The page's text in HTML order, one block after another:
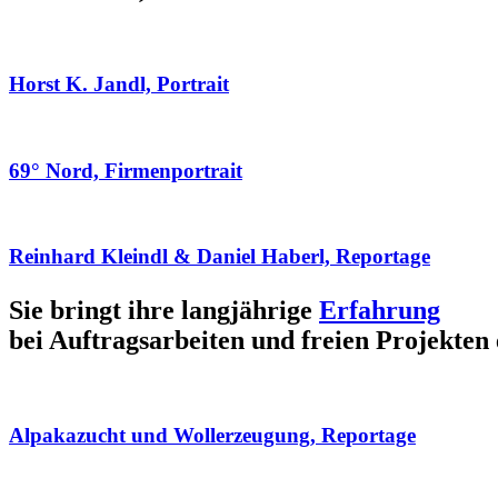
Horst K. Jandl, Portrait
69° Nord, Firmenportrait
Reinhard Kleindl & Daniel Haberl, Reportage
Sie bringt ihre langjährige Erfahrung
bei Auftragsarbeiten und freien Projekten
Alpakazucht und Wollerzeugung, Reportage